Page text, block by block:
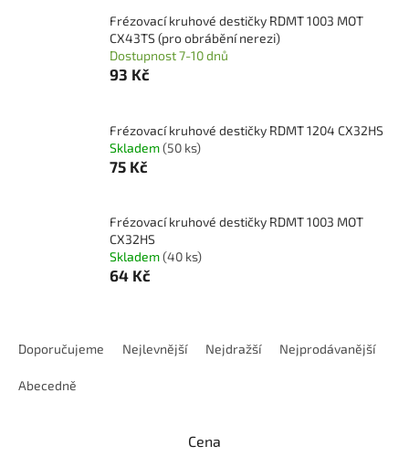
Frézovací kruhové destičky RDMT 1003 MOT
CX43TS (pro obrábění nerezi)
Dostupnost 7-10 dnů
93 Kč
Frézovací kruhové destičky RDMT 1204 CX32HS
Skladem(50 ks)
75 Kč
Frézovací kruhové destičky RDMT 1003 MOT
CX32HS
Skladem(40 ks)
64 Kč
Doporučujeme Nejlevnější Nejdražší Nejprodávanější
Abecedně
Cena